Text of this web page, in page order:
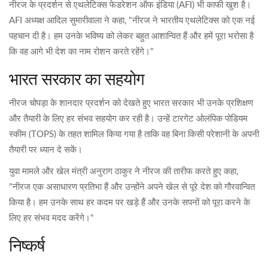
नीरज के प्रदर्शन से एथलेटिक्स फेडरेशन ऑफ इंडिया (AFI) भी काफी खुश है।
AFI अध्यक्ष आदिल सुमारीवाला ने कहा, "नीरज ने भारतीय एथलेटिक्स को एक नई
पहचान दी है। हम उनके भविष्य को लेकर बहुत आशान्वित हैं और हमें पूरा भरोसा है
कि वह आगे भी देश का नाम रोशन करते रहेंगे।"
भारत सरकार का सहयोग
नीरज चोपड़ा के शानदार प्रदर्शन को देखते हुए भारत सरकार भी उनके प्रशिक्षण
और तैयारी के लिए हर संभव सहयोग कर रही है। उन्हें टारगेट ओलंपिक पोडियम
स्कीम (TOPS) के तहत शामिल किया गया है ताकि वह बिना किसी परेशानी के अपनी
तैयारी पर ध्यान दे सकें।
युवा मामले और खेल मंत्री अनुराग ठाकुर ने नीरज की तारीफ करते हुए कहा,
"नीरज एक असाधारण प्रतिभा हैं और उन्होंने अपने खेल से पूरे देश को गौरवान्वित
किया है। हम उनके साथ हर कदम पर खड़े हैं और उनके सपनों को पूरा करने के
लिए हर संभव मदद करेंगे।"
निष्कर्ष